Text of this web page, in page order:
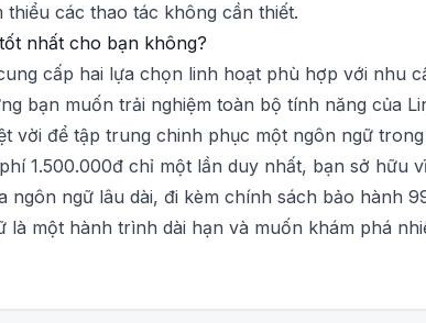
các thao tác không cần thiết.
nhất cho bạn không?
cấp hai lựa chọn linh hoạt phù hợp với nhu
bạn muốn trải nghiệm toàn bộ tính năng của
vời để tập trung chinh phục một ngôn ngữ trong
1.500.000đ chỉ một lần duy nhất, bạn sở hữu
ngôn ngữ lâu dài, đi kèm chính sách bảo hành
là một hành trình dài hạn và muốn khám phá